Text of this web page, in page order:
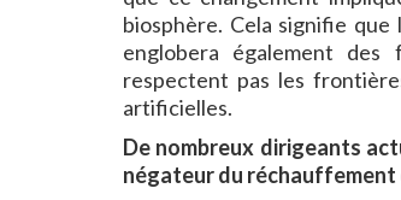
biosphère. Cela signifie
englobera également des
respectent pas les
artificielles.
De nombreux dirigeants
négateur du